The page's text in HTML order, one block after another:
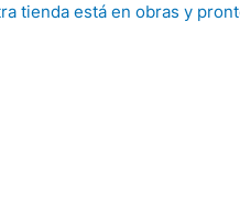
tienda está en obras y